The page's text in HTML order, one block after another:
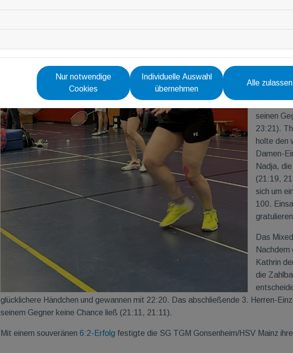
klar für
21:13).
und
Im 1.
im
war
seinen
23:21).
holte den
Damen-
Nadja,
(21:19,
sich um
100.
Das
Nachdem
Kathrin
die
glücklichere Händchen und gewannen mit 22:20. Das abschließende 3. Herren-
seinem Gegner keine Chance ließ (21:11, 21:11).
Mit einem souveränen 6:2-Erfolg festigte die SG TGM Gonsenheim/HSV Mainz
Nur notwendige
Cookies
Individuelle Auswahl
übernehmen
Alle zulassen